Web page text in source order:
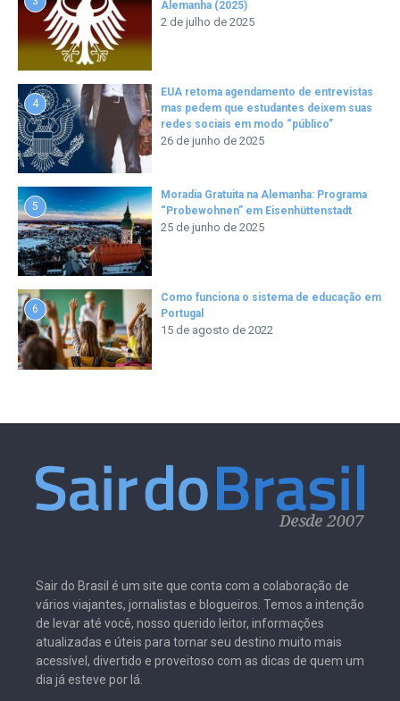
Alemanha (2025)
2 de julho de 2025
4
EUA retoma agendamento de entrevistas
mas pedem que estudantes deixem suas
redes sociais em modo “público”
26 de junho de 2025
5
Moradia Gratuita na Alemanha: Programa
“Probewohnen” em Eisenhüttenstadt
25 de junho de 2025
6
Como funciona o sistema de educação em
Portugal
15 de agosto de 2022
Sair do Brasil é um site que conta com a colaboração de
vários viajantes, jornalistas e blogueiros. Temos a intenção
de levar até você, nosso querido leitor, informações
atualizadas e úteis para tornar seu destino muito mais
acessível, divertido e proveitoso com as dicas de quem um
dia já esteve por lá.